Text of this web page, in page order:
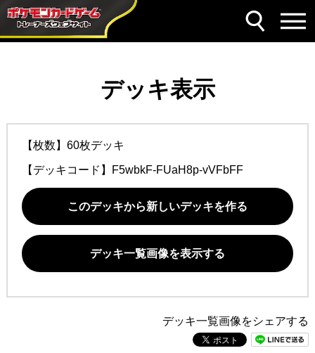
デッキ表示
【枚数】60枚デッキ
【デッキコード】 F5wbkF-FUaH8p-vVFbFF
このデッキから新しいデッキを作る
デッキ一覧画像を表示する
デッキ一覧画像をシェアする